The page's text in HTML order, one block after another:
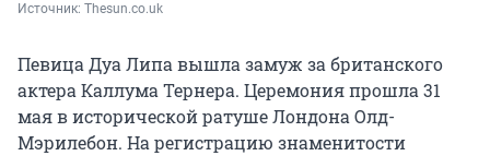
Источник: Thesun.co.uk
Певица Дуа Липа вышла замуж за британского
актера Каллума Тернера. Церемония прошла 31
мая в исторической ратуше Лондона Олд-
Мэрилебон. На регистрацию знаменитости